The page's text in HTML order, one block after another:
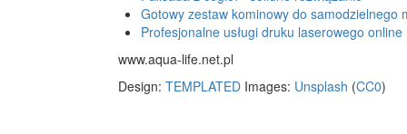
Gotowy zestaw kominowy do samodzielnego
Profesjonalne usługi druku laserowego online
www.aqua-life.net.pl
Design: TEMPLATED Images: Unsplash (CC0)